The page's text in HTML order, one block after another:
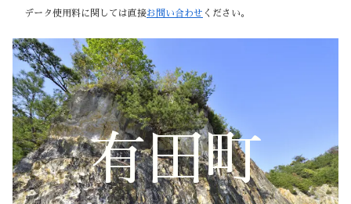
データ使用料に関しては直接お問い合わせ ください。
有田町